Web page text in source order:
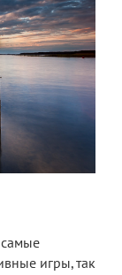
самые
игры, так